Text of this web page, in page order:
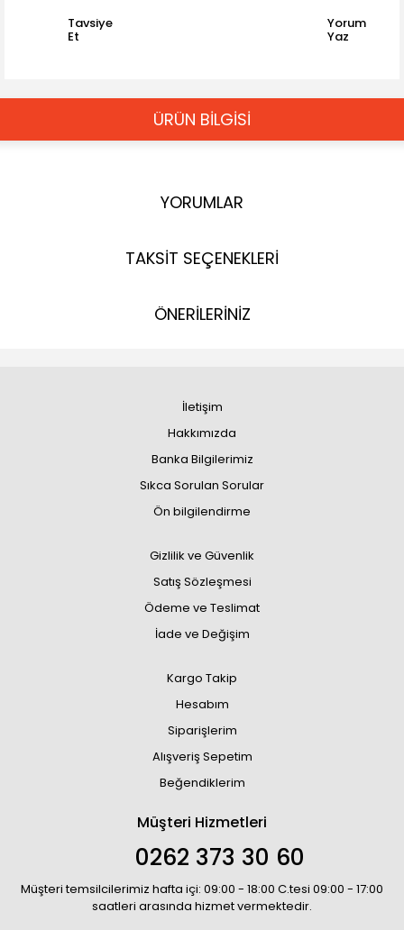
Tavsiye
Et
Yorum
Yaz
ÜRÜN BİLGİSİ
YORUMLAR
TAKSİT SEÇENEKLERİ
ÖNERİLERİNİZ
İletişim
Hakkımızda
Banka Bilgilerimiz
Sıkca Sorulan Sorular
Ön bilgilendirme
Gizlilik ve Güvenlik
Satış Sözleşmesi
Ödeme ve Teslimat
İade ve Değişim
Kargo Takip
Hesabım
Siparişlerim
Alışveriş Sepetim
Beğendiklerim
Müşteri Hizmetleri
0262 373 30 60
Müşteri temsilcilerimiz hafta içi: 09:00 - 18:00 C.tesi 09:00 - 17:00
saatleri arasında hizmet vermektedir.